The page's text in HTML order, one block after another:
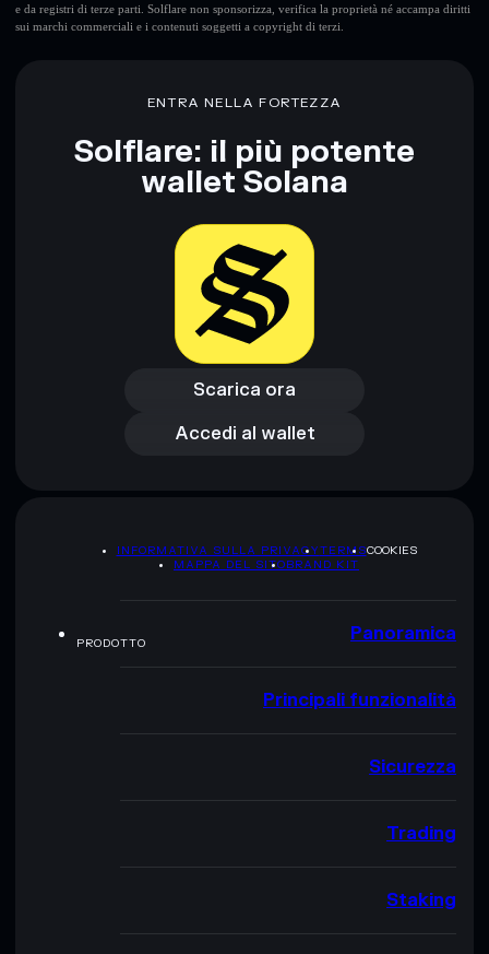
e da registri di terze parti. Solflare non sponsorizza, verifica la proprietà né accampa diritti
sui marchi commerciali e i contenuti soggetti a copyright di terzi.
ENTRA NELLA FORTEZZA
Solflare: il più potente
wallet Solana
Scarica ora
Scarica ora
Accedi al wallet
Accedi al wallet
INFORMATIVA SULLA PRIVACYTERMSCOOKIES
MAPPA DEL SITOBRAND KIT
PRODOTTO Panoramica
Principali funzionalità
Sicurezza
Trading
Staking